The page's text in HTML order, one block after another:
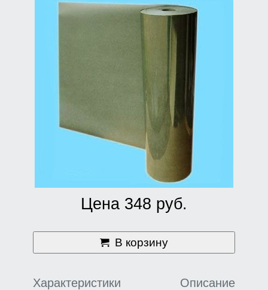
Цена 348 руб.
В корзину
Характеристики Описание